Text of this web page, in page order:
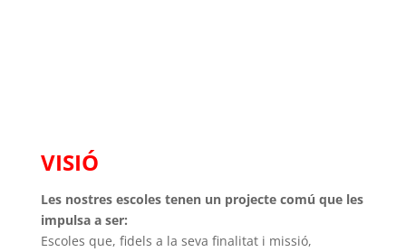
VISIÓ
Les nostres escoles tenen un projecte comú que les
impulsa a ser:
Escoles que, fidels a la seva finalitat i missió,